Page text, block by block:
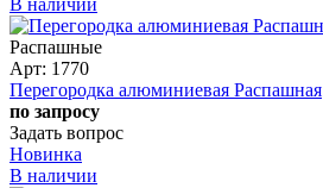
В наличии
Распашные
Арт: 1770
Перегородка алюминиевая Распашная
по запросу
Задать вопрос
Новинка
В наличии